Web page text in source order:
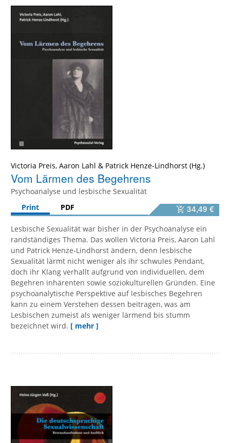
Victoria Preis, Aaron Lahl & Patrick Henze-Lindhorst
Vom Lärmen des Begehrens
Psychoanalyse und lesbische Sexualität
Print
PDF 34,49 €
Lesbische Sexualität war bisher in der Psychoanalyse ein
randständiges Thema. Das wollen Victoria Preis, Aaron Lahl
und Patrick Henze-Lindhorst ändern, denn lesbische
Sexualität lärmt nicht weniger als ihr schwules Pendant,
doch ihr Klang verhallt aufgrund von individuellen, dem
Begehren inhärenten sowie soziokulturellen Gründen. Eine
psychoanalytische Perspektive auf lesbisches Begehren
kann zu einem Verstehen dessen beitragen, was am
Lesbischen zumeist als weniger lärmend bis stumm
bezeichnet wird. [ mehr ]